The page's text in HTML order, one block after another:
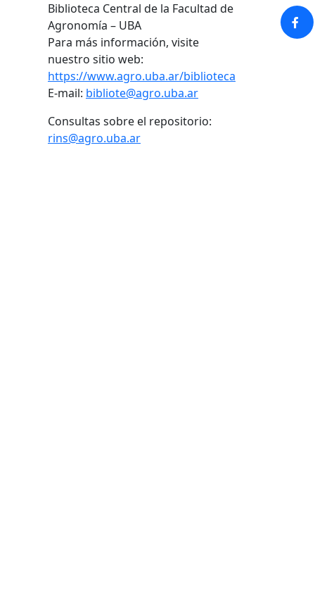
Biblioteca Central de la Facultad de
Agronomía – UBA
Para más información, visite
nuestro sitio web:
https://www.agro.uba.ar/biblioteca
E-mail: bibliote@agro.uba.ar
Consultas sobre el repositorio:
rins@agro.uba.ar